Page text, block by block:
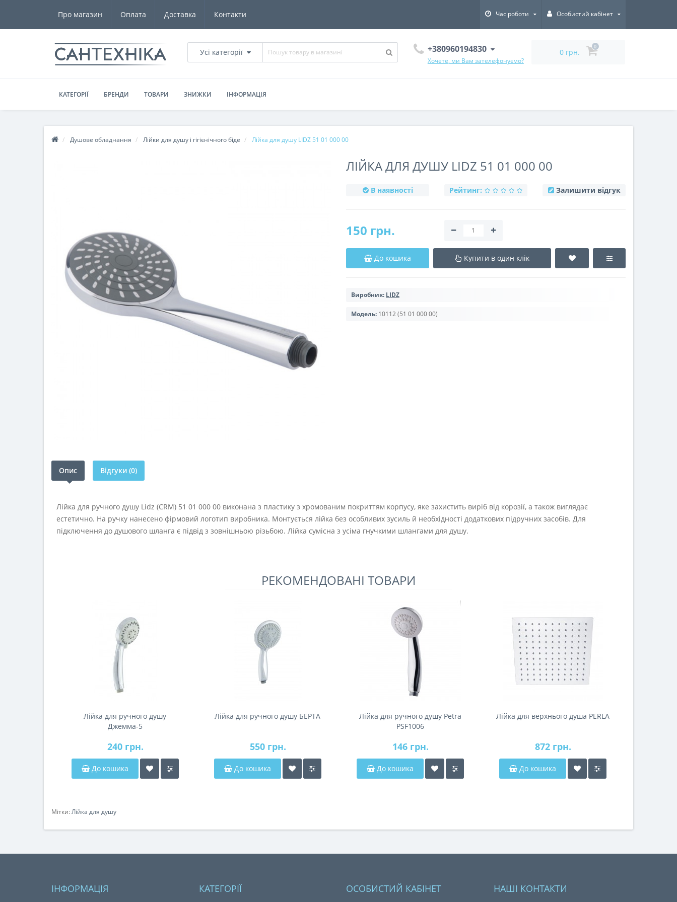
Про магазин Оплата Доставка Контакти Час роботи Особистий кабінет
Усі категорії +380960194830
Хочете, ми Вам зателефонуємо?
0 грн.
0
КАТЕГОРІЇ БРЕНДИ ТОВАРИ ЗНИЖКИ ІНФОРМАЦІЯ
Душове обладнання Лійки для душу і гігієнічного біде Лійка для душу LIDZ 51 01 000 00
ЛІЙКА ДЛЯ ДУШУ LIDZ 51 01 000 00
В наявності Рейтинг: Залишити відгук
150 грн.
До кошика Купити в один клік
Виробник: LIDZ
Модель: 10112 (51 01 000 00)
Опис Відгуки (0)
Лійка для ручного душу Lidz (CRM) 51 01 000 00 виконана з пластику з хромованим покриттям корпусу, яке захистить виріб від корозії, а також виглядає
естетично. На ручку нанесено фірмовий логотип виробника. Монтується лійка без особливих зусиль й необхідності додаткових підручних засобів. Для
підключення до душового шланга є підвід з зовнішньою різьбою. Лійка сумісна з усіма гнучкими шлангами для душу.
РЕКОМЕНДОВАНІ ТОВАРИ
Лійка для ручного душу
Джемма-5
240 грн.
До кошика
Лійка для ручного душу БЕРТА
550 грн.
До кошика
Лійка для ручного душу Petra
PSF1006
146 грн.
До кошика
Лійка для верхнього душа PERLA
872 грн.
До кошика
Мітки:Лійка для душу
ІНФОРМАЦІЯ КАТЕГОРІЇ ОСОБИСТИЙ КАБІНЕТ НАШІ КОНТАКТИ